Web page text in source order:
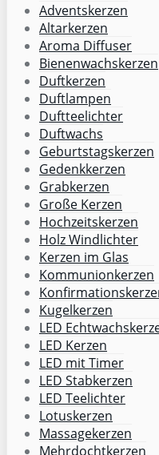
Adventskerzen
Altarkerzen
Aroma Diffuser
Bienenwachskerzen
Duftkerzen
Duftlampen
Duftteelichter
Duftwachs
Geburtstagskerzen
Gedenkkerzen
Grabkerzen
Große Kerzen
Hochzeitskerzen
Holz Windlichter
Kerzen im Glas
Kommunionkerzen
Kugelkerzen
LED
LED Kerzen
LED mit Timer
LED Stabkerzen
LED Teelichter
Lotuskerzen
Massagekerzen
Mehrdochtkerzen